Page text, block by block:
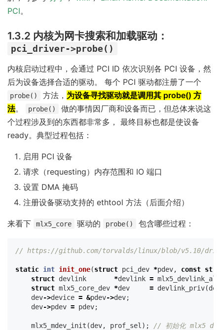
PCI。
1.3.2 内核为网卡搜索和加载驱动：
pci_driver->probe()
内核启动过程中，会通过 PCI ID 依次识别各 PCI 设备，然
后为设备选择合适的驱动。 每个 PCI 驱动都注册了一个
probe() 方法， 为设备寻找驱动就是调用其 probe() 方
法。 probe()
做的事情因厂商和设备而已，但总体来说这
个过程涉及到的东西都非常多， 最终目标也都是使设备
ready。典型过程包括：
启用 PCI 设备
请求（requesting）内存范围和 IO 端口
设置 DMA 掩码
注册设备驱动支持的 ethtool 方法（后面介绍）
来看下 mlx5_core 驱动的 probe() 包含哪些过程：
// https://github.com/torvalds/linux/blob/v5.10/
static int init_one(struct pci_dev *pdev, const
struct devlink *devlink =
struct mlx5_core_dev *dev = devlink_priv(
dev->device = &pdev->dev;
dev->pdev = pdev;
mlx5_mdev_init (dev, prof_sel );
// 初始化 mlx5